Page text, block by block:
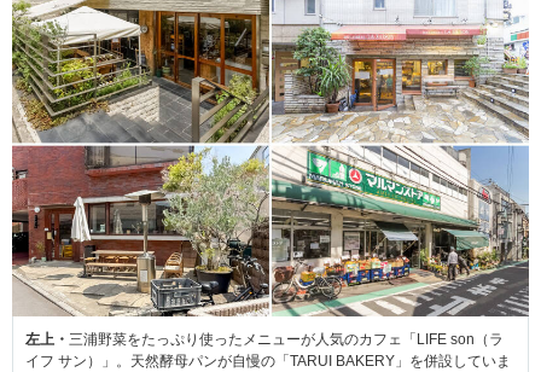
左上・ 三浦野菜をたっぷり使ったメニューが人気のカフェ「LIFE son（ラ
イフ サン）」。天然酵母パンが自慢の「TARUI BAKERY」を併設していま